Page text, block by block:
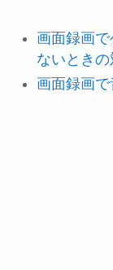
画面録画
ないとき
画面録画